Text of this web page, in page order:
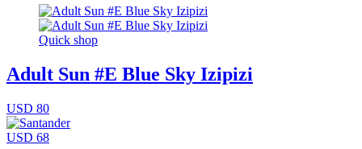
Quick shop
Adult Sun #E Blue Sky Izipizi
USD 80
USD 68